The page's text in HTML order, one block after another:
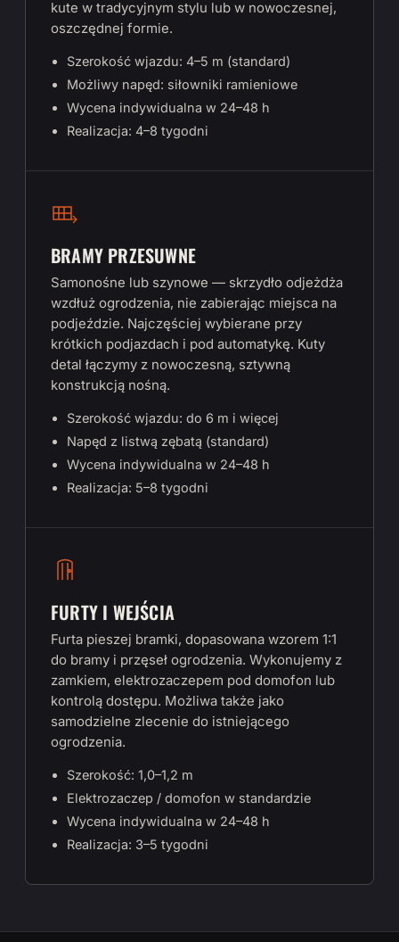
kute w tradycyjnym stylu lub w nowoczesnej,
oszczędnej formie.
Szerokość wjazdu: 4–5 m (standard)
Możliwy napęd: siłowniki ramieniowe
Wycena indywidualna w 24–48 h
Realizacja: 4–8 tygodni
BRAMY PRZESUWNE
Samonośne lub szynowe — skrzydło odjeżdża
wzdłuż ogrodzenia, nie zabierając miejsca na
podjeździe. Najczęściej wybierane przy
krótkich podjazdach i pod automatykę. Kuty
detal łączymy z nowoczesną, sztywną
konstrukcją nośną.
Szerokość wjazdu: do 6 m i więcej
Napęd z listwą zębatą (standard)
Wycena indywidualna w 24–48 h
Realizacja: 5–8 tygodni
FURTY I WEJŚCIA
Furta pieszej bramki, dopasowana wzorem 1:1
do bramy i przęseł ogrodzenia. Wykonujemy z
zamkiem, elektrozaczepem pod domofon lub
kontrolą dostępu. Możliwa także jako
samodzielne zlecenie do istniejącego
ogrodzenia.
Szerokość: 1,0–1,2 m
Elektrozaczep / domofon w standardzie
Wycena indywidualna w 24–48 h
Realizacja: 3–5 tygodni